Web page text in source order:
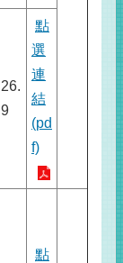
26.
9
點
選
連
結
(pd
f)
點